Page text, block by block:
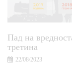
Пад на
третина
22/08/2023